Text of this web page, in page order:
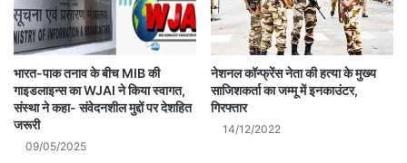
भारत-पाक तनाव के बीच MIB की
गाइडलाइन्स का WJAI ने किया स्वागत,
संस्था ने कहा- संवेदनशील मुद्दों पर देशहित
जरूरी
09/05/2025
नेशनल कॉन्फ्रेंस नेता की हत्या के मुख्य
साजिशकर्ता का जम्मू में इनकाउंटर,
गिरफ्तार
14/12/2022